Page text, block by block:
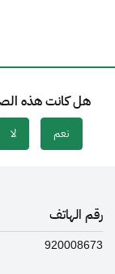
هل كانت هذه
نعم لا
رقم الهاتف
920008673